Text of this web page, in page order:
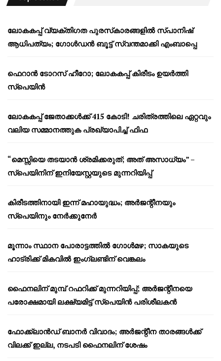
ലോകകപ്പ് വ്യക്തിഗത പുരസ്‌കാരങ്ങളിൽ സ്പാനിഷ്
ആധിപത്യം; ഗോൾഡൻ ബൂട്ട് സ്വന്തമാക്കി എംബാപ്പെ
ഫെറാൻ ടോറസ് ഹീറോ; ലോകകപ്പ് കിരീടം ഉയർത്തി
സ്പെയിൻ
ലോകകപ്പ് ജേതാക്കൾക്ക് 415 കോടി! ചരിത്രത്തിലെ ഏറ്റവും
വലിയ സമ്മാനത്തുക പ്രഖ്യാപിച്ച് ഫിഫ
“മെസ്സിയെ തടയാൻ ശ്രമിക്കരുത്; അത് അസാധ്യം” –
സ്പെയിനിന് ഇനിയേസ്റ്റയുടെ മുന്നറിയിപ്പ്
കിരീടത്തിനായി ഇന്ന് മഹായുദ്ധം; അർജന്റീനയും
സ്പെയിനും നേർക്കുനേർ
മൂന്നാം സ്ഥാന പോരാട്ടത്തിൽ ഗോൾമഴ; സാകയുടെ
ഹാട്രിക്ക് മികവിൽ ഇംഗ്ലണ്ടിന് വെങ്കലം
ഫൈനലിന് മുമ്പ് റഫറിക്ക് മുന്നറിയിപ്പ്; അർജന്റീനയെ
പരോക്ഷമായി ലക്ഷ്യമിട്ട് സ്പെയിൻ പരിശീലകൻ
ഫോക്ക്‌ലാൻഡ് ബാനർ വിവാദം; അർജന്റീന താരങ്ങൾക്ക്
വിലക്ക് ഇല്ല, നടപടി ഫൈനലിന് ശേഷം